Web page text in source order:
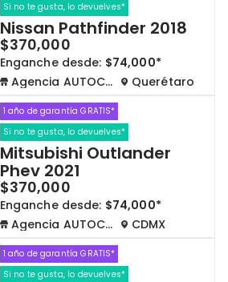
Si no te gusta, lo devuelves*
Nissan Pathfinder 2018
$370,000
Enganche desde: $74,000*
Agencia AUTOCOM
Querétaro
1 año de garantía GRATIS*
Si no te gusta, lo devuelves*
Mitsubishi Outlander
Phev 2021
$370,000
Enganche desde: $74,000*
Agencia AUTOCOM
CDMX
1 año de garantía GRATIS*
Si no te gusta, lo devuelves*